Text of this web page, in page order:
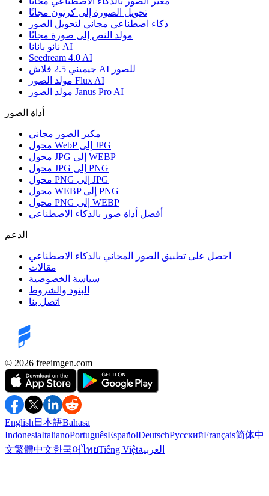
تحويل الصورة إلى كرتون مجانًا
ذكاء اصطناعي مجاني لتحويل الصور
مولد النص إلى صورة مجانًا
نانو بانانا AI
Seedream 4.0 AI
جيميني 2.5 فلاش AI للصور
مولد الصور Flux AI
مولد الصور Janus Pro AI
أداة الصور
مكبر الصور مجاني
محول WebP إلى JPG
محول JPG إلى WEBP
محول JPG إلى PNG
محول PNG إلى JPG
محول WEBP إلى PNG
محول PNG إلى WEBP
أفضل أداة صور بالذكاء الاصطناعي
الدعم
احصل على تطبيق الصور المجاني بالذكاء الاصطناعي
مقالات
سياسة الخصوصية
البنود والشروط
اتصل بنا
©️ 2026 freeimgen.com
English 日本語Bahasa
IndonesiaItalianoPortuguêsEspañolDeutschРусскийFrançais简体中
文繁體中文한국어ไทยTiếng Việtالعربية